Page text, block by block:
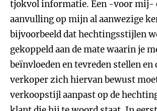
tjokvol informatie. Een -voor mij-
aanvulling op mijn al aanwezige
bijvoorbeeld dat hechtingsstijlen
gekoppeld aan de mate waarin je
beïnvloeden en tevreden stellen en
verkoper zich hiervan bewust
verkoopstijl aanpast op de